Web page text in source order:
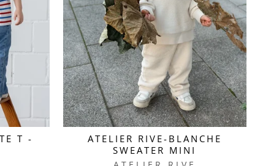
T -
ATELIER RIVE-BLANCHE
SWEATER MINI